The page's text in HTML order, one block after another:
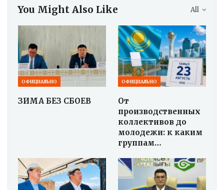
All
You Might Also Like
ОФИЦИАЛЬНО
ЗИМА БЕЗ СБОЕВ
ОФИЦИАЛЬНО
От
производственных
коллективов до
молодежи: к каким
группам…